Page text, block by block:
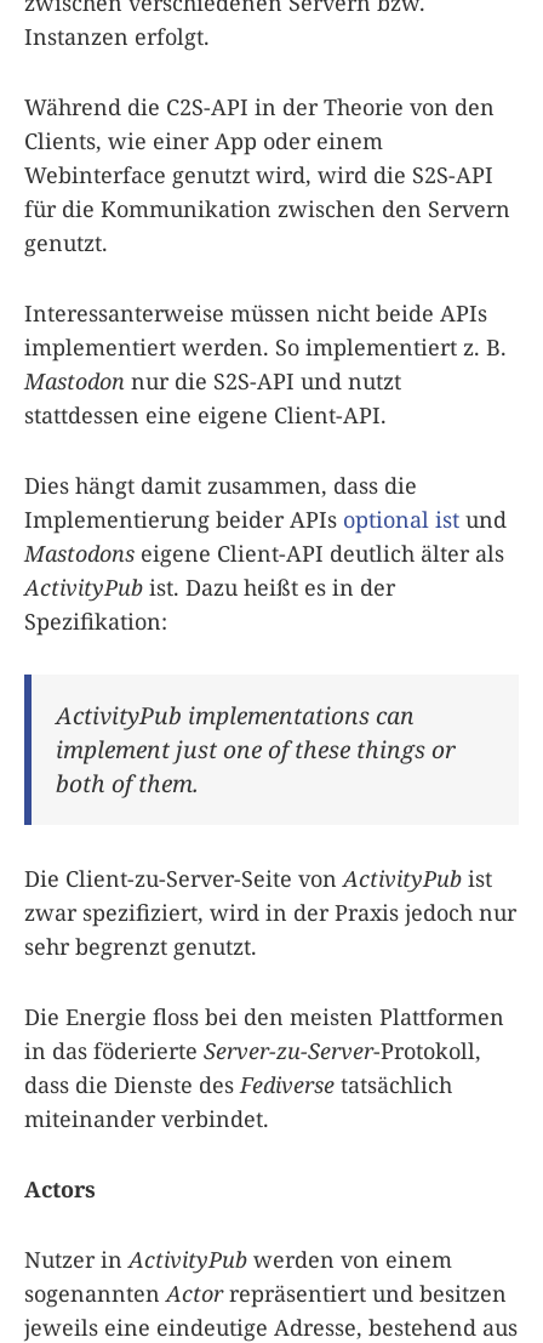
Instanzen erfolgt.
Während die C2S-API in der Theorie von den
Clients, wie einer App oder einem
Webinterface genutzt wird, wird die S2S-API
für die Kommunikation zwischen den Servern
genutzt.
Interessanterweise müssen nicht beide APIs
implementiert werden. So implementiert z. B.
Mastodon nur die S2S-API und nutzt
stattdessen eine eigene Client-API.
Dies hängt damit zusammen, dass die
Implementierung beider APIs optional ist und
Mastodons eigene Client-API deutlich älter als
ActivityPub ist. Dazu heißt es in der
Spezifikation:
ActivityPub implementations can
implement just one of these things or
both of them.
Die Client-zu-Server-Seite von ActivityPub ist
zwar spezifiziert, wird in der Praxis jedoch nur
sehr begrenzt genutzt.
Die Energie floss bei den meisten Plattformen
in das föderierte Server-zu-Server-Protokoll,
dass die Dienste des Fediverse tatsächlich
miteinander verbindet.
Actors
Nutzer in ActivityPub werden von einem
sogenannten Actorrepräsentiert und besitzen
jeweils eine eindeutige Adresse, bestehend aus